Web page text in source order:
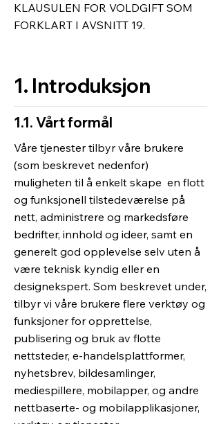
KLAUSULEN FOR VOLDGIFT SOM
FORKLART I AVSNITT 19.
1. Introduksjon
1.1. Vårt formål
Våre tjenester tilbyr våre brukere
(som beskrevet nedenfor)
muligheten til å enkelt skape en flott
og funksjonell tilstedeværelse på
nett, administrere og markedsføre
bedrifter, innhold og ideer, samt en
generelt god opplevelse selv uten å
være teknisk kyndig eller en
designekspert. Som beskrevet under,
tilbyr vi våre brukere flere verktøy og
funksjoner for opprettelse,
publisering og bruk av flotte
nettsteder, e-handelsplattformer,
nyhetsbrev, bildesamlinger,
mediespillere, mobilapper, og andre
nettbaserte- og mobilapplikasjoner,